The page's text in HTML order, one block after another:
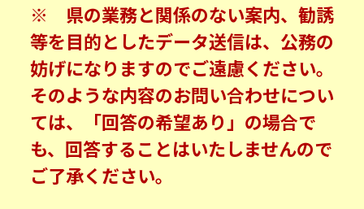
※ 県の業務と関係のない案内、勧誘
等を目的としたデータ送信は、公務の
妨げになりますのでご遠慮ください。
そのような内容のお問い合わせについ
ては、「回答の希望あり」の場合で
も、回答することはいたしませんので
ご了承ください。